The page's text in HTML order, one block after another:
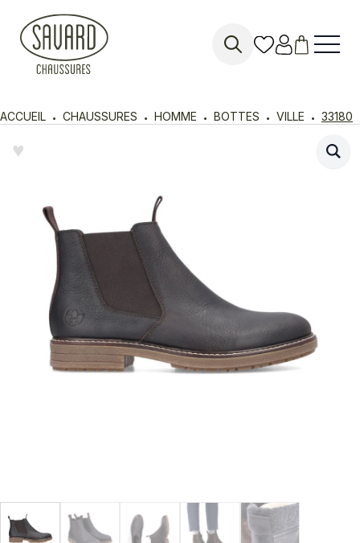
ACCUEIL CHAUSSURES HOMME BOTTES VILLE 33180
♥︎